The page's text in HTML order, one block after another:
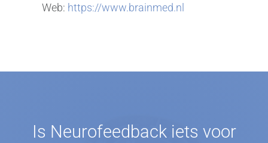
Web: https://www.brainmed.nl
Is Neurofeedback iets voor